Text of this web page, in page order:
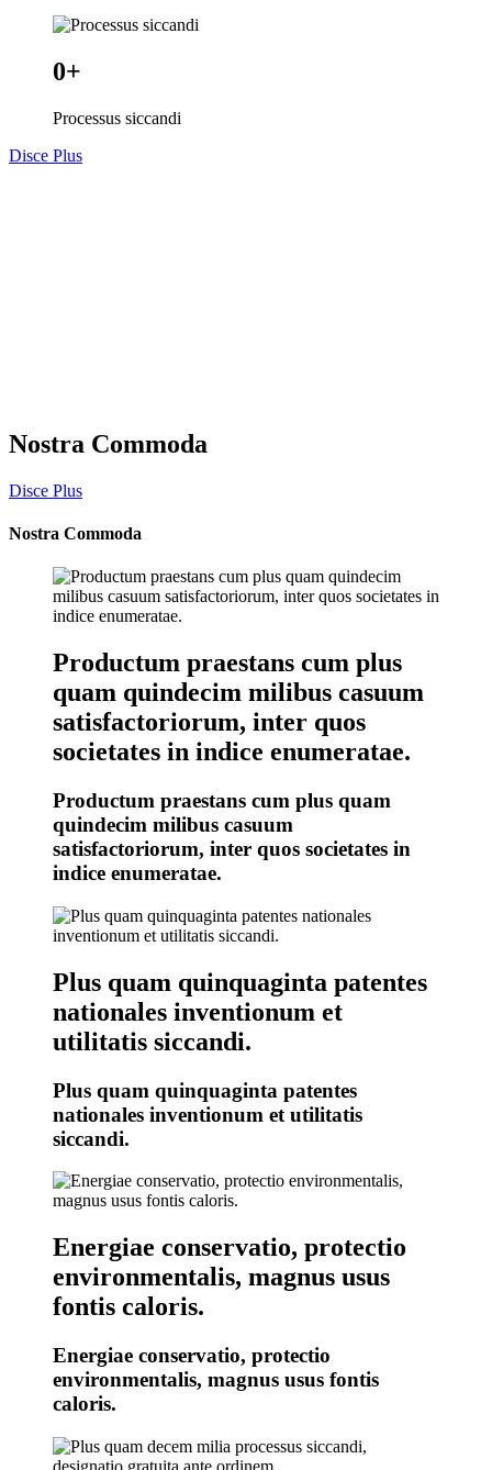
0+
Processus siccandi
Disce Plus
Nostra Commoda
Disce Plus
Nostra Commoda
Productum praestans cum plus
quam quindecim milibus casuum
satisfactoriorum, inter quos
societates in indice enumeratae.
Productum praestans cum plus quam
quindecim milibus casuum
satisfactoriorum, inter quos societates in
indice enumeratae.
Plus quam quinquaginta patentes
nationales inventionum et
utilitatis siccandi.
Plus quam quinquaginta patentes
nationales inventionum et utilitatis
siccandi.
Energiae conservatio, protectio
environmentalis, magnus usus
fontis caloris.
Energiae conservatio, protectio
environmentalis, magnus usus fontis
caloris.